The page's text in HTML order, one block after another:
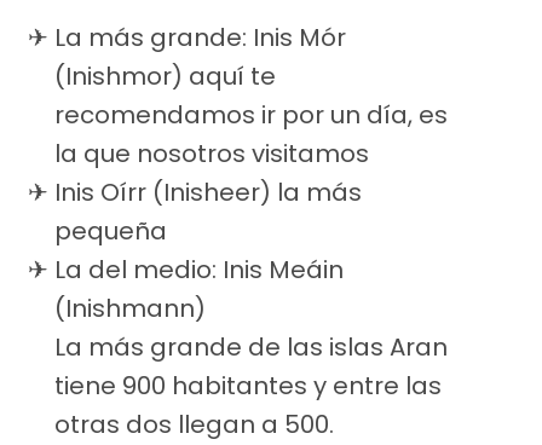
La más grande: Inis Mór
(Inishmor) aquí te
recomendamos ir por un día, es
la que nosotros visitamos
Inis Oírr (Inisheer) la más
pequeña
La del medio: Inis Meáin
(Inishmann)
La más grande de las islas Aran
tiene 900 habitantes y entre las
otras dos llegan a 500.